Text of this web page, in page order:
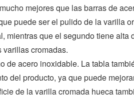
mejores que las barras de
puede ser el pulido de la varilla
mientras que el segundo tiene alta
cromadas.
de acero inoxidable. La tabla
del producto, ya que puede
de la varilla cromada hueca